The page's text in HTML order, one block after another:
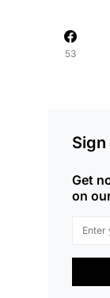
53
Get
on